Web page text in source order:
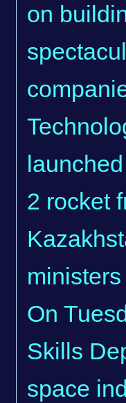
on
2 rocket
On
Skills
space